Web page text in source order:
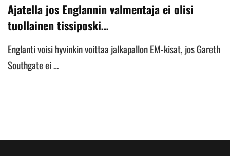
Ajatella jos Englannin valmentaja ei olisi
tuollainen tissiposki…
Englanti voisi hyvinkin voittaa jalkapallon EM-kisat, jos Gareth
Southgate ei …